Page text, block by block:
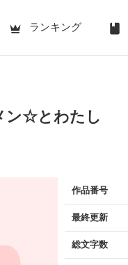
ランキング
ン☆とわたし
作品番号
最終更新
総文字数